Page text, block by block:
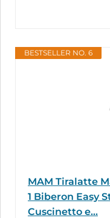
BESTSELLER NO. 6
MAM Tiralatte
1 Biberon Easy
Cuscinetto e...